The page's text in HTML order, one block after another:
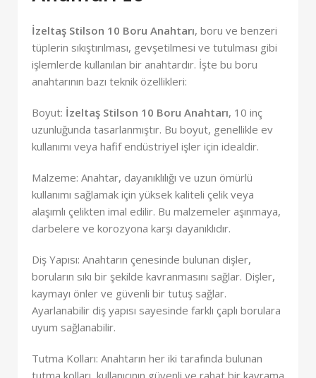
İzeltaş Stilson 10 Boru Anahtarı, boru ve benzeri
tüplerin sıkıştırılması, gevşetilmesi ve tutulması gibi
işlemlerde kullanılan bir anahtardır. İşte bu boru
anahtarının bazı teknik özellikleri:
Boyut: İzeltaş Stilson 10 Boru Anahtarı, 10 inç
uzunluğunda tasarlanmıştır. Bu boyut, genellikle ev
kullanımı veya hafif endüstriyel işler için idealdir.
Malzeme: Anahtar, dayanıklılığı ve uzun ömürlü
kullanımı sağlamak için yüksek kaliteli çelik veya
alaşımlı çelikten imal edilir. Bu malzemeler aşınmaya,
darbelere ve korozyona karşı dayanıklıdır.
Diş Yapısı: Anahtarın çenesinde bulunan dişler,
boruların sıkı bir şekilde kavranmasını sağlar. Dişler,
kaymayı önler ve güvenli bir tutuş sağlar.
Ayarlanabilir diş yapısı sayesinde farklı çaplı borulara
uyum sağlanabilir.
Tutma Kolları: Anahtarın her iki tarafında bulunan
tutma kolları, kullanıcının güvenli ve rahat bir kavrama